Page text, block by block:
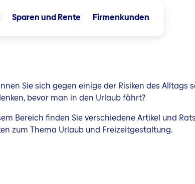
Sparen und Rente Firmenkunden
Sie sich gegen einige der Risiken des Alltags
bevor man in den Urlaub fährt?
Bereich finden Sie verschiedene Artikel und
zum Thema Urlaub und Freizeitgestaltung.